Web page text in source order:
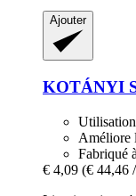
Ajouter
KOTÁNYI
Améliore
Fabriqué
€ 4,09 (€ 44,46